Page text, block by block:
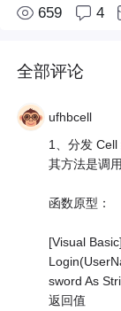
659 4
全部评论
ufhbcell
1、分发
其方法是调
函数原型：
[Visual Basic]
sword As
返回值